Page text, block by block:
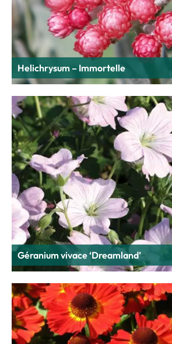
Helichrysum – Immortelle
Géranium vivace ‘Dreamland’